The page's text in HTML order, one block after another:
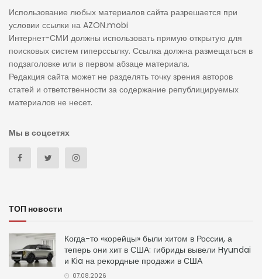
Использование любых материалов сайта разрешается при
условии ссылки на AZON.mobi
Интернет-СМИ должны использовать прямую открытую для
поисковых систем гиперссылку. Ссылка должна размещаться в
подзаголовке или в первом абзаце материала.
Редакция сайта может не разделять точку зрения авторов
статей и ответственности за содержание републицируемых
материалов не несет.
Мы в соцсетях
ТОП новости
Когда-то «корейцы» были хитом в России, а
теперь они хит в США: гибриды вывели Hyundai
и Kia на рекордные продажи в США
07.08.2026